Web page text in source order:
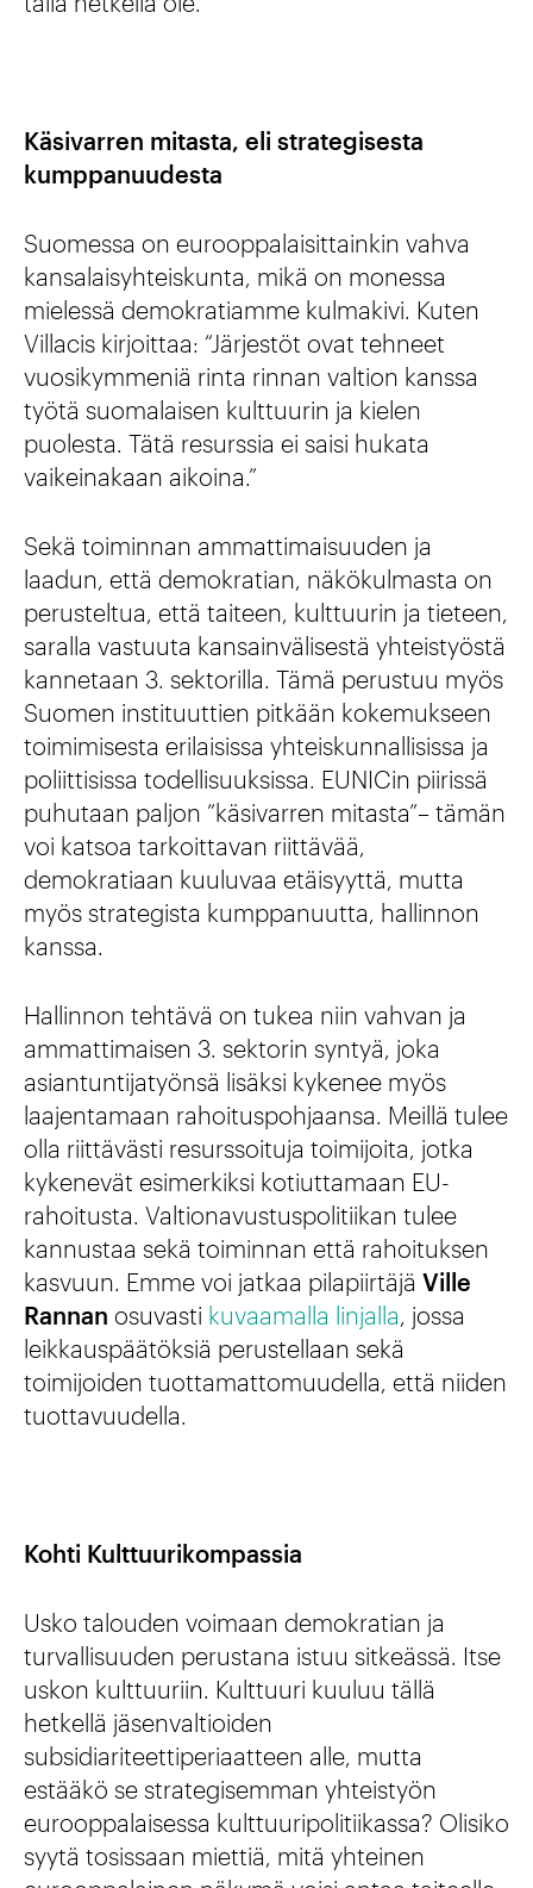
Käsivarren mitasta, eli strategisesta
kumppanuudesta
Suomessa on eurooppalaisittainkin vahva
kansalaisyhteiskunta, mikä on monessa
mielessä demokratiamme kulmakivi. Kuten
Villacis kirjoittaa: “Järjestöt ovat tehneet
vuosikymmeniä rinta rinnan valtion kanssa
työtä suomalaisen kulttuurin ja kielen
puolesta. Tätä resurssia ei saisi hukata
vaikeinakaan aikoina.”
Sekä toiminnan ammattimaisuuden ja
laadun, että demokratian, näkökulmasta on
perusteltua, että taiteen, kulttuurin ja tieteen,
saralla vastuuta kansainvälisestä yhteistyöstä
kannetaan 3. sektorilla. Tämä perustuu myös
Suomen instituuttien pitkään kokemukseen
toimimisesta erilaisissa yhteiskunnallisissa ja
poliittisissa todellisuuksissa. EUNICin piirissä
puhutaan paljon ”käsivarren mitasta”– tämän
voi katsoa tarkoittavan riittävää,
demokratiaan kuuluvaa etäisyyttä, mutta
myös strategista kumppanuutta, hallinnon
kanssa.
Hallinnon tehtävä on tukea niin vahvan ja
ammattimaisen 3. sektorin syntyä, joka
asiantuntijatyönsä lisäksi kykenee myös
laajentamaan rahoituspohjaansa. Meillä tulee
olla riittävästi resurssoituja toimijoita, jotka
kykenevät esimerkiksi kotiuttamaan EU-
rahoitusta. Valtionavustuspolitiikan tulee
kannustaa sekä toiminnan että rahoituksen
kasvuun. Emme voi jatkaa pilapiirtäjä Ville
Rannan osuvasti kuvaamalla linjalla , jossa
leikkauspäätöksiä perustellaan sekä
toimijoiden tuottamattomuudella, että niiden
tuottavuudella.
Kohti Kulttuurikompassia
Usko talouden voimaan demokratian ja
turvallisuuden perustana istuu sitkeässä. Itse
uskon kulttuuriin. Kulttuuri kuuluu tällä
hetkellä jäsenvaltioiden
subsidiariteettiperiaatteen alle, mutta
estääkö se strategisemman yhteistyön
eurooppalaisessa kulttuuripolitiikassa? Olisiko
syytä tosissaan miettiä, mitä yhteinen